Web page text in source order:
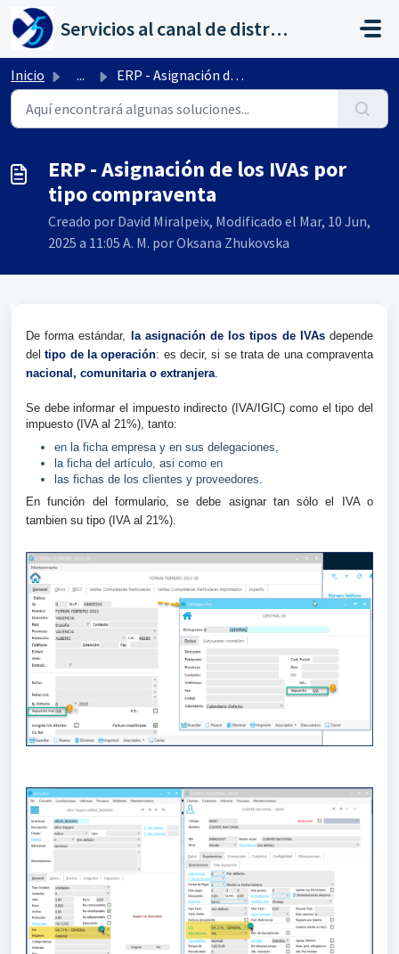
Saltar al contenido principal
Servicios al canal de distribución de AHORA
Inicio ... ERP - Asignación de los IVAs por tipo compraventa
ERP - Asignación de los IVAs por
tipo compraventa
Creado por David Miralpeix, Modificado el Mar, 10 Jun,
2025 a 11:05 A. M. por Oksana Zhukovska
De forma estándar, la asignación de los tipos de IVAsdepende
del tipo de la operación: es decir, si se trata de una compraventa
nacional, comunitaria o extranjera.
Se debe informar el impuesto indirecto (IVA/IGIC) como el tipo del
impuesto (IVA al 21%), tanto:
en la ficha empresa y en sus delegaciones,
la ficha del artículo, asi como en
las fichas de los clientes y proveedores.
En función del formulario, se debe asignar tan sólo el IVA o
tambien su tipo (IVA al 21%).